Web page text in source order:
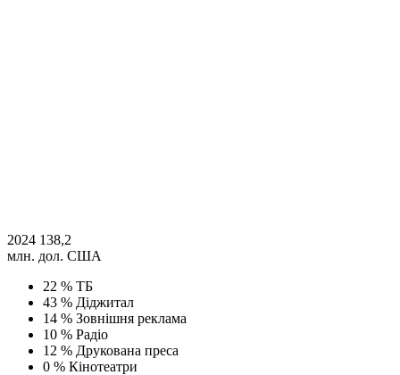
2024 138,2
млн. дол. США
22 % ТБ
43 % Діджитал
14 % Зовнішня реклама
10 % Радіо
12 % Друкована преса
0 % Кінотеатри